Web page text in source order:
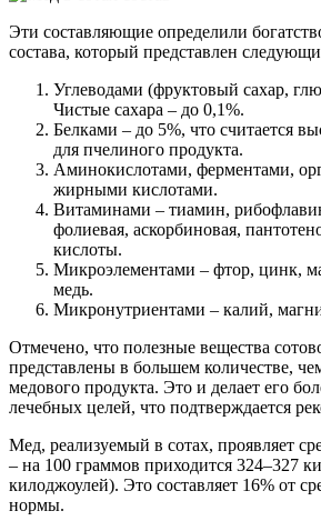
Эти составляющие определили
состава, который представлен
Углеводами (фруктовый сахар,
Чистые сахара – до 0,1%.
Белками – до 5%, что считается
для пчелиного продукта.
Аминокислотами, ферментами,
жирными кислотами.
Витаминами – тиамин,
фолиевая, аскорбиновая,
кислоты.
Микроэлементами – фтор, цинк,
медь.
Микронутриентами – калий,
Отмечено, что полезные вещества
представлены в большем количестве,
медового продукта. Это и делает его
лечебных целей, что подтверждается
Мед, реализуемый в сотах, проявляет
– на 100 граммов приходится 324–327
килоджоулей). Это составляет 16% от
нормы.